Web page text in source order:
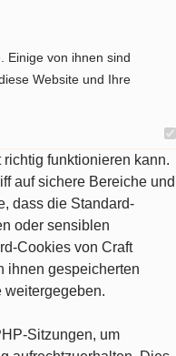
Einige von ihnen sind
Website und Ihre
funktionieren kann.
auf sichere Bereiche und
dass die Standard-
oder sensiblen
Cookies von Craft
ihnen gespeicherten
weitergegeben.
Sitzungen, um